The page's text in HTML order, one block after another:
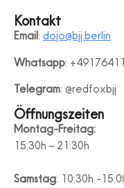
Kontakt
Email: dojo@bjj.berlin
Whatsapp:
Telegram: @redfoxbjj
Öffnungszeiten
Montag-Freitag:
15:30h – 21:30h
Samstag: 10:30h -